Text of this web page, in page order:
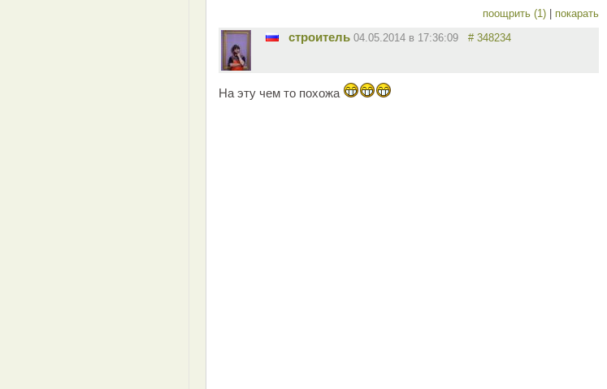
поощрить (1) покарать
строитель 04.05.2014 в 17:36:09 # 348234
На эту чем то похожа